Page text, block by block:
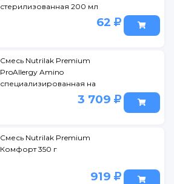
стерилизованная 200 мл
62
Смесь Nutrilak Premium
ProAllergy Amino
специализированная на
основе аминокислот 400 г
3 709
Смесь Nutrilak Premium
Комфорт 350 г
919